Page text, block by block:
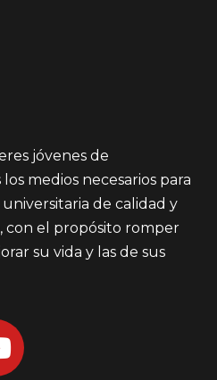
jóvenes de
medios necesarios para
de calidad y
con el propósito romper
su vida y las de sus